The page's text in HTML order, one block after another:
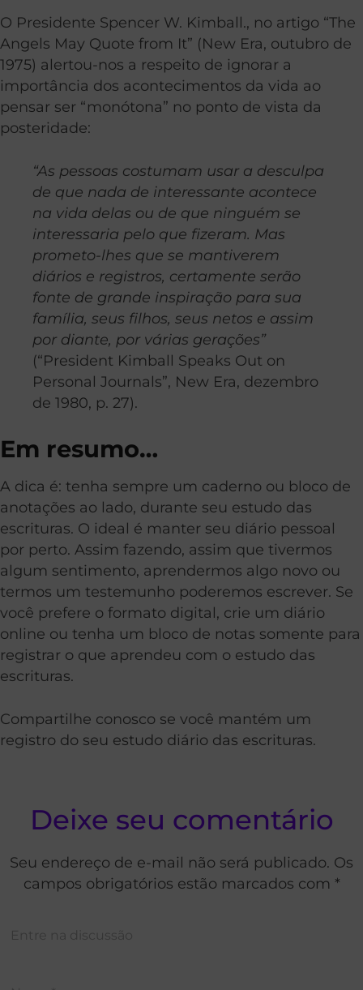
O Presidente Spencer W. Kimball., no artigo “The
Angels May Quote from It” (New Era, outubro de
1975) alertou-nos a respeito de ignorar a
importância dos acontecimentos da vida ao
pensar ser “monótona” no ponto de vista da
posteridade:
“As pessoas costumam usar a desculpa
de que nada de interessante acontece
na vida delas ou de que ninguém se
interessaria pelo que fizeram. Mas
prometo-lhes que se mantiverem
diários e registros, certamente serão
fonte de grande inspiração para sua
família, seus filhos, seus netos e assim
por diante, por várias gerações”
(“President Kimball Speaks Out on
Personal Journals”, New Era, dezembro
de 1980, p. 27).
Em resumo…
A dica é: tenha sempre um caderno ou bloco de
anotações ao lado, durante seu estudo das
escrituras. O ideal é manter seu diário pessoal
por perto. Assim fazendo, assim que tivermos
algum sentimento, aprendermos algo novo ou
termos um testemunho poderemos escrever. Se
você prefere o formato digital, crie um diário
online ou tenha um bloco de notas somente para
registrar o que aprendeu com o estudo das
escrituras.
Compartilhe conosco se você mantém um
registro do seu estudo diário das escrituras.
Deixe seu comentário
Seu endereço de e-mail não será publicado. Os
campos obrigatórios estão marcados com *